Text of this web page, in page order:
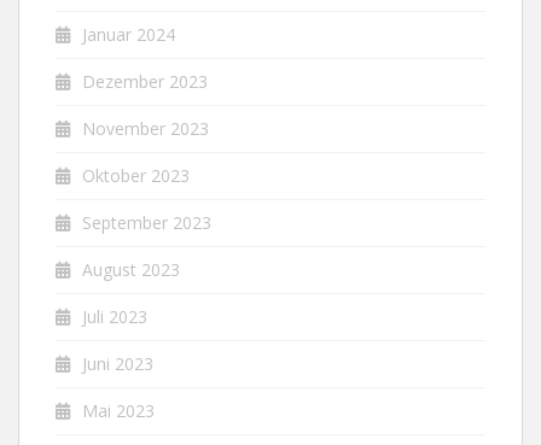
Januar 2024
Dezember 2023
November 2023
Oktober 2023
September 2023
August 2023
Juli 2023
Juni 2023
Mai 2023